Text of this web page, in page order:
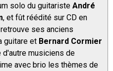
solo du guitariste André
, et fût réédité sur CD en
ses anciens
guitare et Bernard Cormier
d'autre musiciens de
avec brio les thèmes de